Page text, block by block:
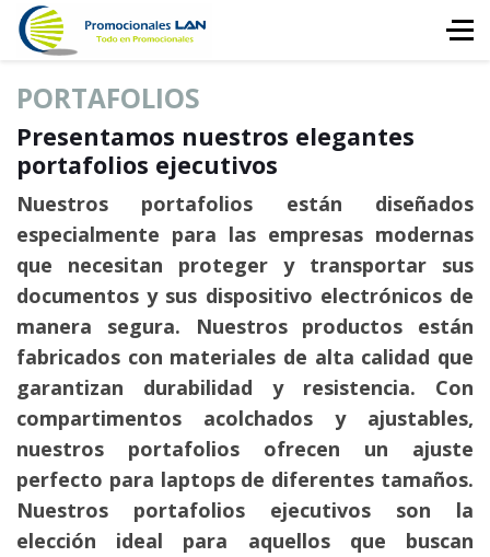
PORTAFOLIOS
Presentamos nuestros elegantes
portafolios ejecutivos
Nuestros portafolios están diseñados
especialmente para las empresas modernas
que necesitan proteger y transportar sus
documentos y sus dispositivo electrónicos de
manera segura. Nuestros productos están
fabricados con materiales de alta calidad que
garantizan durabilidad y resistencia. Con
compartimentos acolchados y ajustables,
nuestros portafolios ofrecen un ajuste
perfecto para laptops de diferentes tamaños.
Nuestros portafolios ejecutivos son la
elección ideal para aquellos que buscan